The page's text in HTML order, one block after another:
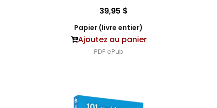
39,95 $
Papier (livre entier)
Ajoutez au panier
PDF ePub